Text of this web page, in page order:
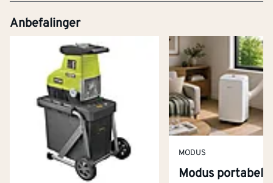
Anbefalinger
MODUS
Modus portabel